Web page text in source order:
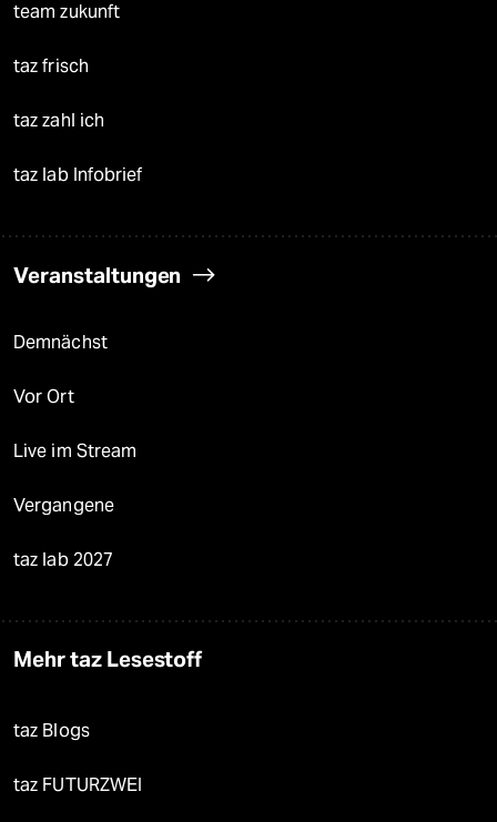
team zukunft
taz frisch
taz zahl ich
taz lab Infobrief
Veranstaltungen
Demnächst
Vor Ort
Live im Stream
Vergangene
taz lab 2027
Mehr taz Lesestoff
taz Blogs
taz FUTURZWEI